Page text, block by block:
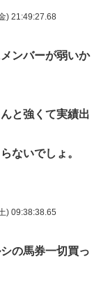
) 21:49:27.68
ンバーが弱いか
と強くて実績出
ないでしょ。
) 09:38:38.65
の馬券一切買っ